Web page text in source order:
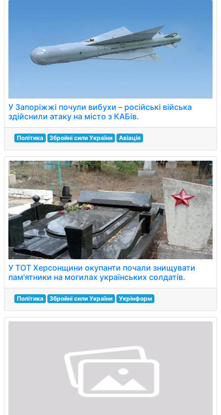
У Запоріжжі почули вибухи – російські війська
здійснили атаку на місто з КАБів.
Політика Збройні сили України Авіація
У ТОТ Херсонщини окупанти почали знищувати
пам'ятники на могилах українських солдатів.
Політика Збройні сили України Укрінформ